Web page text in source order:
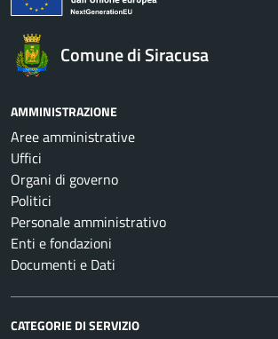
Comune di Siracusa
AMMINISTRAZIONE
Aree amministrative
Uffici
Organi di governo
Politici
Personale amministrativo
Enti e fondazioni
Documenti e Dati
CATEGORIE DI SERVIZIO